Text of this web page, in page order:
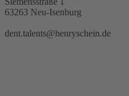
63263 Neu-Isenburg
dent.talents@henryschein.de